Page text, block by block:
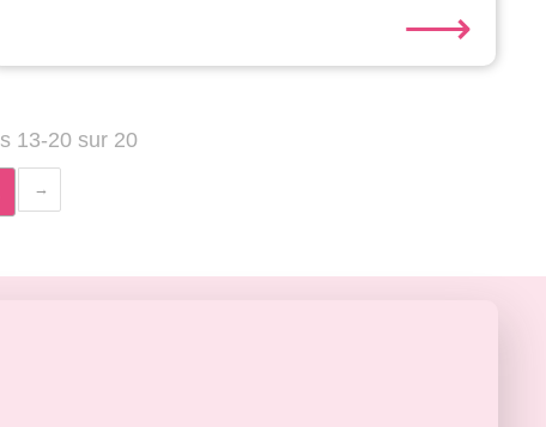
⟶
13-20 sur 20